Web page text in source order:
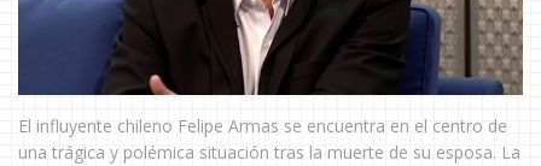
El influyente chileno Felipe Armas se encuentra en el centro de
una trágica y polémica situación tras la muerte de su esposa. La